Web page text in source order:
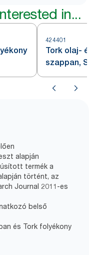
in...
424401
Tork olaj- és
szappan, S4
alapján
termék a
történt, az
Journal 2011-es
belső
és Tork folyékony